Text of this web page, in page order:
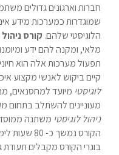
חברות וארגונים גדולים
הלוגיסטי שלהם. קורס ניהול
מלאי, ומקנה להם ידע
תפעול מערכות אלה הוא
קיים ביקוש לאנשי מקצוע
לוגיסטי מיועד למחסנאים,
מעוניינים להשתלב
ניהול לוגיסטי משתנה ממוסד
הקורס
בוגרי הקורס מקבלים תעודת